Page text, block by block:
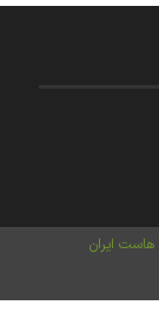
هاست ایران